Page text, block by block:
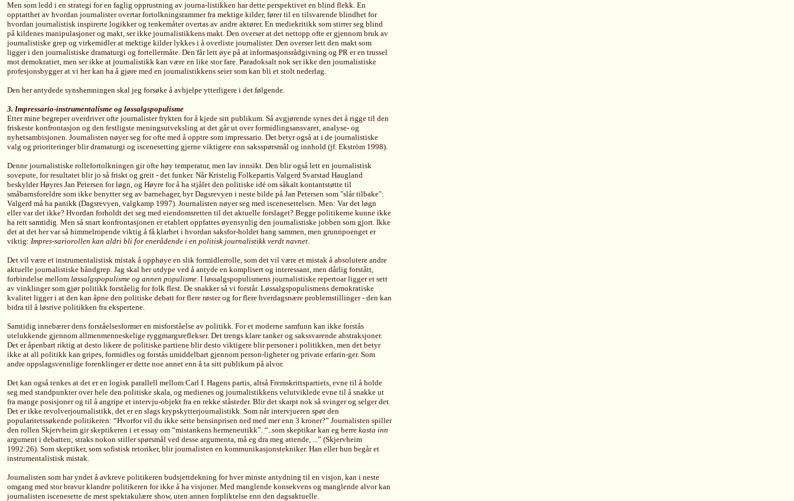
Men som ledd i en strategi for en faglig opprustning av journa-listikken har dette perspektivet en blind flekk. En
opptatthet av hvordan journalister overtar fortolkningsrammer fra mektige kilder, fører til en tilsvarende blindhet for
hvordan journalistisk inspirerte logikker og tenkemåter overtas av andre aktører. En mediekritikk som stirrer seg blind
på kildenes manipulasjoner og makt, ser ikke journalistikkens makt. Den overser at det nettopp ofte er gjennom bruk av
journalistiske grep og virkemidler at mektige kilder lykkes i å overliste journalister. Den overser lett den makt som
ligger i den journalistiske dramaturgi og fortellermåte. Den får lett øye på at informasjonsrådgivning og PR er en trussel
mot demokratiet, men ser ikke at journalistikk kan være en like stor fare. Paradoksalt nok ser ikke den journalistiske
profesjonsbygger at vi her kan ha å gjøre med en journalistikkens seier som kan bli et stolt nederlag.
Den her antydede synshemningen skal jeg forsøke å avhjelpe ytterligere i det følgende.
3. Impressario-instrumentalisme og løssalgspopulisme
Etter mine begreper overdriver ofte journalister frykten for å kjede sitt publikum. Så avgjørende synes det å rigge til den
friskeste konfrontasjon og den festligste meningsutveksling at det går ut over formidlingsansvaret, analyse- og
nyhetsambisjonen. Journalisten nøyer seg for ofte med å opptre som impressario. Det betyr også at i de journalistiske
valg og prioriteringer blir dramaturgi og iscenesetting gjerne viktigere enn saksspørsmål og innhold (jf. Ekström 1998).
Denne journalistiske rollefortolkningen gir ofte høy temperatur, men lav innsikt. Den blir også lett en journalistisk
sovepute, for resultatet blir jo så friskt og greit - det funker. Når Kristelig Folkepartis Valgerd Svarstad Haugland
beskylder Høyres Jan Petersen for løgn, og Høyre for å ha stjålet den politiske idé om såkalt kontantstøtte til
småbarnsforeldre som ikke benytter seg av barnehager, byr Dagsrevyen i neste bilde på Jan Petersen som "slår tilbake":
Valgerd må ha panikk (Dagsrevyen, valgkamp 1997). Journalisten nøyer seg med iscenesettelsen. Men: Var det løgn
eller var det ikke? Hvordan forholdt det seg med eiendomsretten til det aktuelle forslaget? Begge politikerne kunne ikke
ha rett samtidig. Men så snart konfrontasjonen er etablert oppfattes øyensynlig den journalistiske jobben som gjort. Ikke
det at det her var så himmelropende viktig å få klarhet i hvordan saksfor-holdet hang sammen, men grunnpoenget er
viktig: Impres-sariorollen kan aldri bli for enerådende i en politisk journalistikk verdt navnet.
Det vil være et instrumentalistisk mistak å opphøye en slik formidlerrolle, som det vil være et mistak å absolutere andre
aktuelle journalistiske håndgrep. Jag skal her utdype ved å antyde en komplisert og interessant, men dårlig forstått,
forbindelse mellom løssalgspopulisme og annen populisme. I løssalgspopulismens journalistiske repertoar ligger et sett
av vinklinger som gjør politikk forståelig for folk flest. De snakker så vi forstår. Løssalgspopulismens demokratiske
kvalitet ligger i at den kan åpne den politiske debatt for flere røster og for flere hverdagsnære problemstillinger - den kan
bidra til å løsrive politikken fra ekspertene.
Samtidig innebærer dens forståelsesformer en misforståelse av politikk. For et moderne samfunn kan ikke forstås
utelukkende gjennom allmenmenneskelige ryggmargsreflekser. Det trengs klare tanker og sakssvarende abstraksjoner.
Det er åpenbart riktig at desto likere de politiske partiene blir desto viktigere blir personer i politikken, men det betyr
ikke at all politikk kan gripes, formidles og forstås umiddelbart gjennom person-ligheter og private erfarin-ger. Som
andre oppslagsvennlige forenklinger er dette noe annet enn å ta sitt publikum på alvor.
Det kan også tenkes at det er en logisk parallell mellom Carl I. Hagens partis, altså Fremskrittspartiets, evne til å holde
seg med standpunkter over hele den politiske skala, og medienes og journalistikkens velutviklede evne til å snakke ut
fra mange posisjoner og til å angripe et intervju-objekt fra en rekke ståsteder. Blir det skarpt nok så svinger og selger det.
Det er ikke revolverjournalistikk, det er en slags krypskytterjournalistikk. Som når intervjueren spør den
popularitetssøkende politikeren: “Hvorfor vil du ikke sette bensinprisen ned med mer enn 3 kroner?” Journalisten spiller
den rollen Skjervheim gir skeptikeren i et essay om “mistankens hermeneutikk”. “..som skeptikar kan eg berre kasta inn
argument i debatten; straks nokon stiller spørsmål ved desse argumenta, må eg dra meg attende, ...” (Skjervheim
1992:26). Som skeptiker, som sofistisk retoriker, blir journalisten en kommunikasjonstekniker. Han eller hun begår et
instrumentalistisk mistak.
Journalisten som har yndet å avkreve politikeren budsjettdekning for hver minste antydning til en visjon, kan i neste
omgang med stor bravur klandre politikeren for ikke å ha visjoner. Med manglende konsekvens og manglende alvor kan
journalisten iscenesette de mest spektakulære show, uten annen forpliktelse enn den dagsaktuelle.